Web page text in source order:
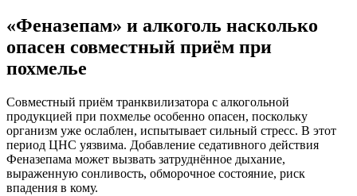
«Феназепам» и алкоголь насколько
опасен совместный приём при
похмелье
Совместный приём транквилизатора с алкогольной
продукцией при похмелье особенно опасен, поскольку
организм уже ослаблен, испытывает сильный стресс. В этот
период ЦНС уязвима. Добавление седативного действия
Феназепама может вызвать затруднённое дыхание,
выраженную сонливость, обморочное состояние, риск
впадения в кому.